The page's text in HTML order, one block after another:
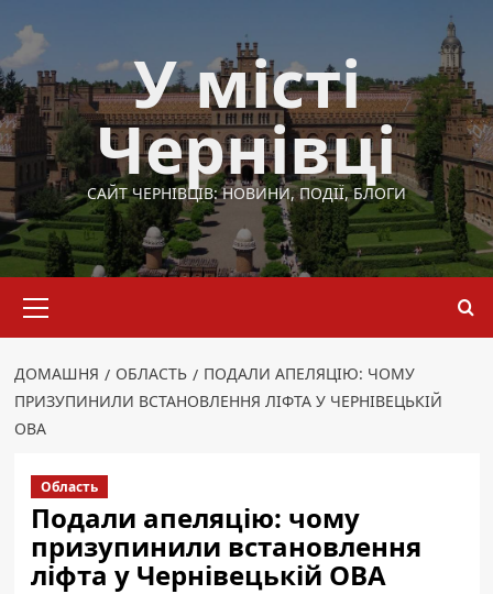
до
вмісту
У місті
Чернівці
САЙТ ЧЕРНІВЦІВ: НОВИНИ, ПОДІЇ, БЛОГИ
меню
ДОМАШНЯ ОБЛАСТЬ
ПОДАЛИ АПЕЛЯЦІЮ: ЧОМУ
ПРИЗУПИНИЛИ ВСТАНОВЛЕННЯ ЛІФТА У ЧЕРНІВЕЦЬКІЙ
ОВА
Область
Подали апеляцію: чому
призупинили встановлення
ліфта у Чернівецькій ОВА